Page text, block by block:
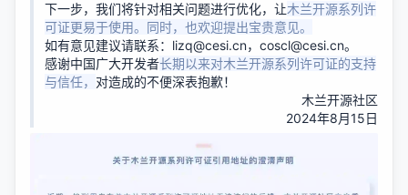
下一步，我们将针对相关问题进行优化，让木兰开源系列许
可证更易于使用。同时，也欢迎提出宝贵意见。
如有意见建议请联系： lizq@cesi.cn，coscl@cesi.cn。
感谢中国广大开发者长期以来对木兰开源系列许可证的支持
与信任， 对造成的不便深表抱歉！
木兰开源社区
2024年8月15日